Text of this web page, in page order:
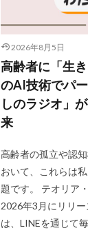
2026年8月5日
高齢者に「生
のAI技術でパ
しのラジオ」
来
高齢者の孤立や認
おいて、これらは
題です。 テオリア
2026年3月にリリー
は、LINEを通じて